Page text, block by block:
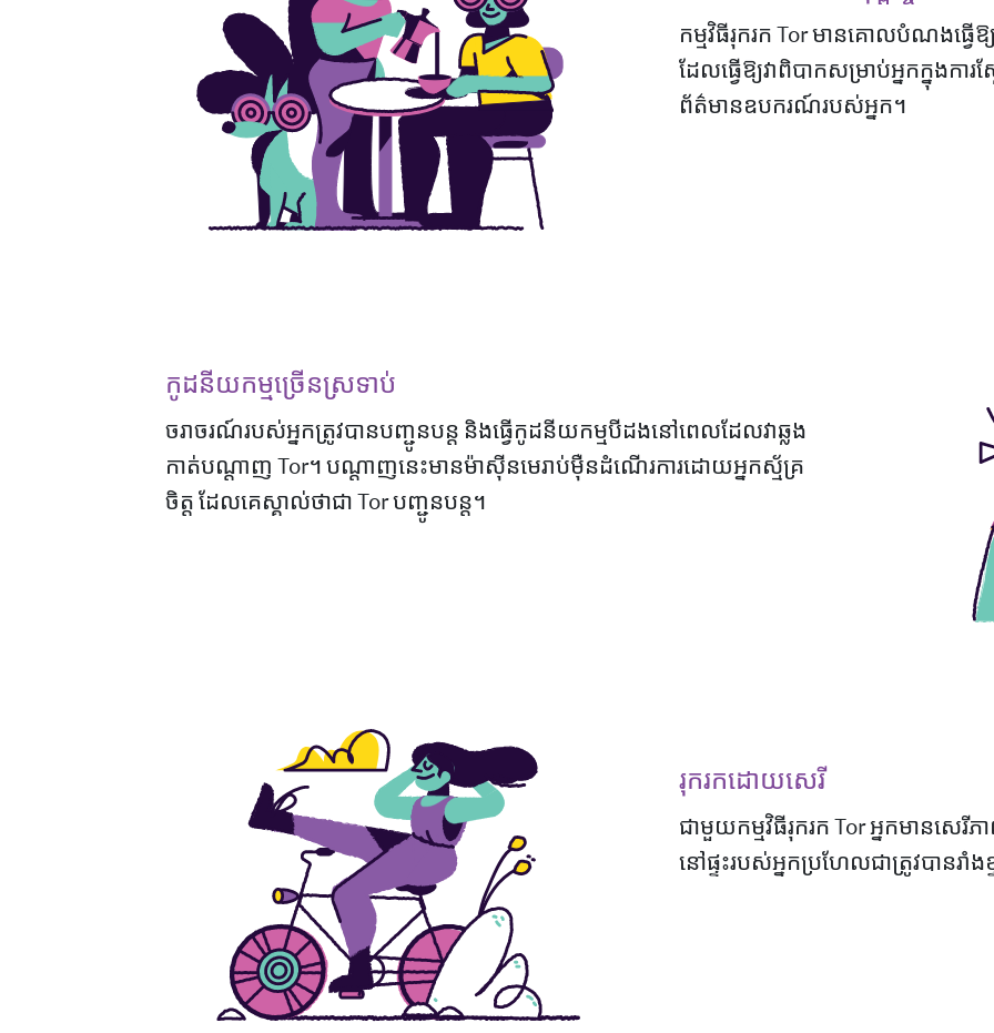
កម្មវិធីរុករក Tor មានគោលបំណងធ្វើ
ដែលធ្វើឱ្យវាពិបាកសម្រាប់អ្នកក្នុងកា
ព័ត៌មានឧបករណ៍របស់អ្នក។
កូដនីយកម្មច្រើនស្រទាប់
ចរាចរណ៍របស់អ្នកត្រូវបានបញ្ជូនបន្ត និងធ្វើកូដនីយកម្មបីដងនៅពេលដែលវាឆ្លង
កាត់បណ្តាញ Tor។ បណ្តាញនេះមានម៉ាស៊ីនមេរាប់ម៉ឺនដំណើរការដោយអ្នកស្ម័គ្រ
ចិត្ត ដែលគេស្គាល់ថាជា Tor បញ្ជូន​បន្ត។
រុករកដោយសេរី
ជាមួយកម្មវិធីរុករក Tor អ្នកមានសេ
នៅផ្ទះរបស់អ្នកប្រហែលជាត្រូវបានរាំង